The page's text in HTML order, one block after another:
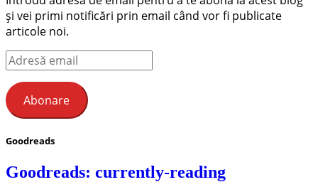
și vei primi notificări prin email când vor fi publicate
articole noi.
Adresă
email
Abonare
Goodreads
Goodreads: currently-reading